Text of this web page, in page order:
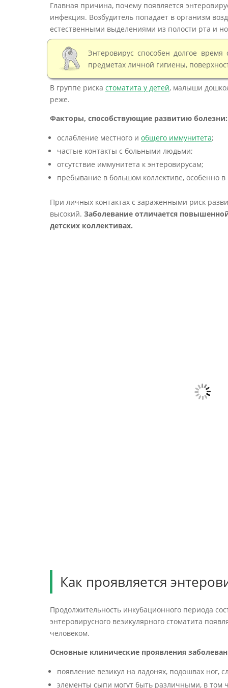
Главная причина, почему появляется
инфекция. Возбудитель попадает в организм
естественными выделениями из полости рта и
Энтеровирус способен долгое время
предметах личной гигиены,
В группе риска стоматита у детей, малыши
реже.
Факторы, способствующие развитию болезни:
ослабление местного и общего иммунитета;
частые контакты с больными людьми;
отсутствие иммунитета к энтеровирусам;
пребывание в большом коллективе, особенно
При личных контактах с зараженными риск
высокий. Заболевание отличается
детских коллективах.
Как проявляется
Продолжительность инкубационного периода
энтеровирусного везикулярного стоматита
человеком.
Основные клинические проявления
появление везикул на ладонях, подошвах ног,
элементы сыпи могут быть различными, в том